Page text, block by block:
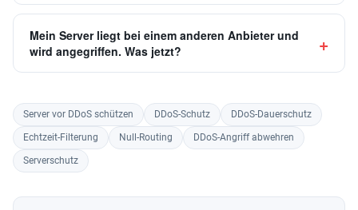
Mein Server liegt bei einem anderen Anbieter und
wird angegriffen. Was jetzt?
Server vor DDoS schützen DDoS-Schutz DDoS-Dauerschutz
Echtzeit-Filterung Null-Routing DDoS-Angriff abwehren
Serverschutz